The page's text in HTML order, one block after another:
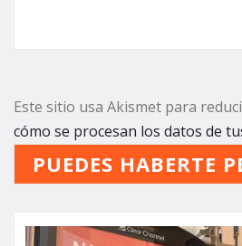
Este sitio usa Akismet para
cómo se procesan los datos de
PUEDES HABERTE